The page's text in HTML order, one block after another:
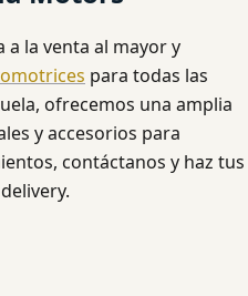
a la venta al mayor y
para todas las
ofrecemos una amplia
y accesorios para
contáctanos y haz tus